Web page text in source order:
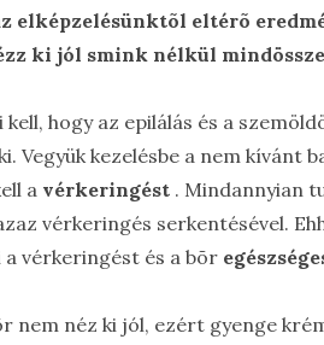
elképzelésünktõl eltérõ
ki jól smink nélkül
kell, hogy az epilálás és a
Vegyük kezelésbe a nem kívánt
a vérkeringést . Mindannyian
vérkeringés serkentésével.
vérkeringést és a bõr
néz ki jól, ezért gyenge